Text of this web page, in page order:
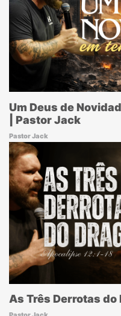
Um Deus de
| Pastor Jack
Pastor Jack
As Três Derrotas do